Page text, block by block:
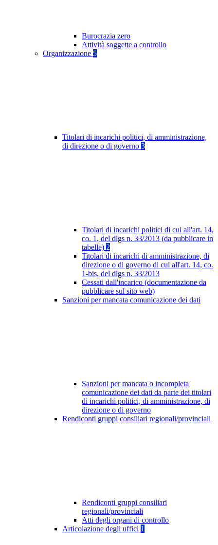
Burocrazia zero
Attività soggette a controllo
Organizzazione 5
Titolari di incarichi politici, di amministrazione,
di direzione o di governo 3
Titolari di incarichi politici di cui all'art. 14,
co. 1, del dlgs n. 33/2013 (da pubblicare in
tabelle) 2
Titolari di incarichi di amministrazione, di
direzione o di governo di cui all'art. 14, co.
1-bis, del dlgs n. 33/2013
Cessati dall'incarico (documentazione da
pubblicare sul sito web)
Sanzioni per mancata comunicazione dei dati
Sanzioni per mancata o incompleta
comunicazione dei dati da parte dei titolari
di incarichi politici, di amministrazione, di
direzione o di governo
Rendiconti gruppi consiliari regionali/provinciali
Rendiconti gruppi consiliari
regionali/provinciali
Atti degli organi di controllo
Articolazione degli uffici 1